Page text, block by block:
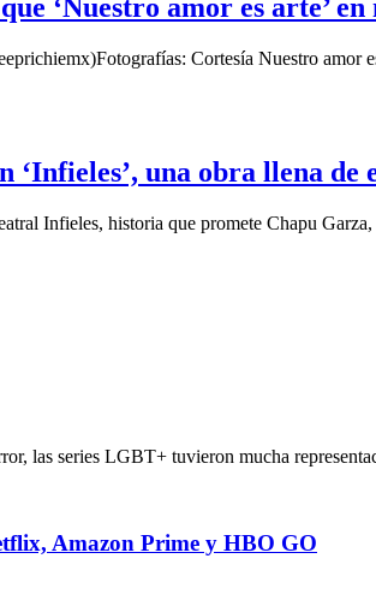
‘Nuestro amor es arte’ en
Cortesía Nuestro amor
una obra llena de
Infieles, historia que promete Chapu
las series LGBT+ tuvieron mucha
Amazon Prime y HBO GO